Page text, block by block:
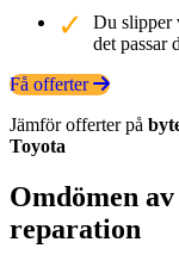
Du slipper
det passar
Få offerter
Jämför offerter på
Toyota
Omdömen
reparation